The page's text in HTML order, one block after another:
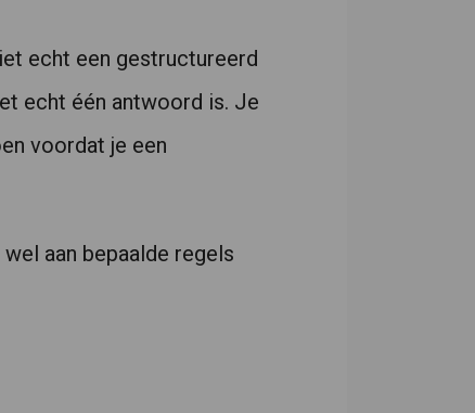
echt een gestructureerd
echt één antwoord is. Je
voordat je een
aan bepaalde regels